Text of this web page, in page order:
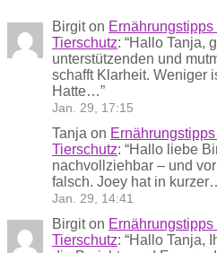
Birgiton
Tierschutz: “Hallo Tanja,
unterstützenden und
schafft Klarheit. Weniger
Hatte…”
Jan. 29, 17:15
Tanja on
Tierschutz: “Hallo liebe
nachvollziehbar – und
falsch. Joey hat in
Jan. 29, 14:41
Birgiton
Tierschutz: “Hallo Tanja,